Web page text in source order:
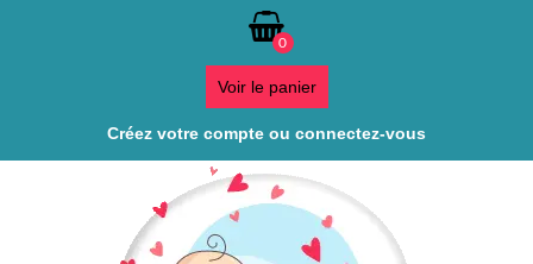
0
Voir le panier
Créez votre compte ou connectez-vous